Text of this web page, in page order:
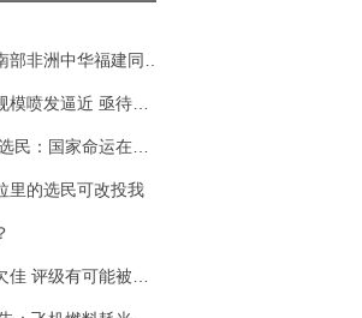
里的选民可改投我